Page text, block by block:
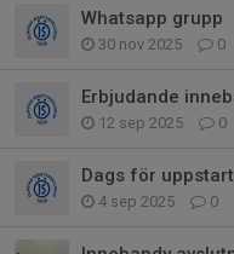
Whatsapp grupp
30 nov 2025 0
Erbjudande
12 sep 2025 0
Dags för
4 sep 2025 0